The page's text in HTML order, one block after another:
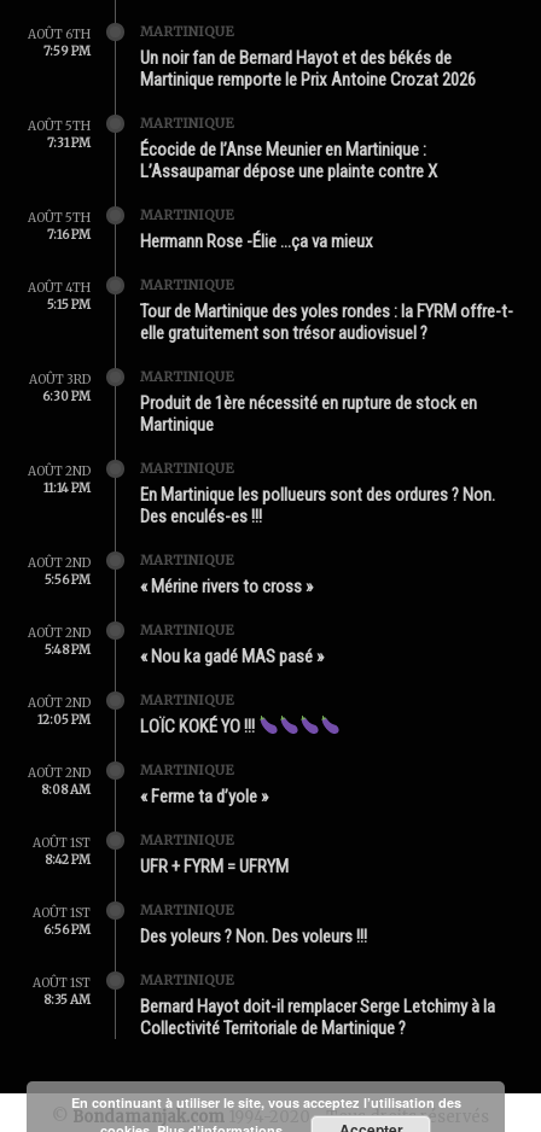
AOÛT 6TH
7:59 PM
MARTINIQUE
Un noir fan de Bernard Hayot et des békés de
Martinique remporte le Prix Antoine Crozat 2026
AOÛT 5TH
7:31 PM
MARTINIQUE
Écocide de l’Anse Meunier en Martinique :
L’Assaupamar dépose une plainte contre X
AOÛT 5TH
7:16 PM
MARTINIQUE
Hermann Rose -Élie …ça va mieux
AOÛT 4TH
5:15 PM
MARTINIQUE
Tour de Martinique des yoles rondes : la FYRM offre-t-
elle gratuitement son trésor audiovisuel ?
AOÛT 3RD
6:30 PM
MARTINIQUE
Produit de 1ère nécessité en rupture de stock en
Martinique
AOÛT 2ND
11:14 PM
MARTINIQUE
En Martinique les pollueurs sont des ordures ? Non.
Des enculés-es !!!
AOÛT 2ND
5:56 PM
MARTINIQUE
« Mérine rivers to cross »
AOÛT 2ND
5:48 PM
MARTINIQUE
« Nou ka gadé MAS pasé »
AOÛT 2ND
12:05 PM
MARTINIQUE
LOÏC KOKÉ YO !!!
AOÛT 2ND
8:08 AM
MARTINIQUE
« Ferme ta d’yole »
AOÛT 1ST
8:42 PM
MARTINIQUE
UFR + FYRM = UFRYM
AOÛT 1ST
6:56 PM
MARTINIQUE
Des yoleurs ? Non. Des voleurs !!!
AOÛT 1ST
8:35 AM
MARTINIQUE
Bernard Hayot doit-il remplacer Serge Letchimy à la
Collectivité Territoriale de Martinique ?
Bondamanjak.com 1994-2020 - Tous droits réservés
En continuant à utiliser le site, vous acceptez l’utilisation des